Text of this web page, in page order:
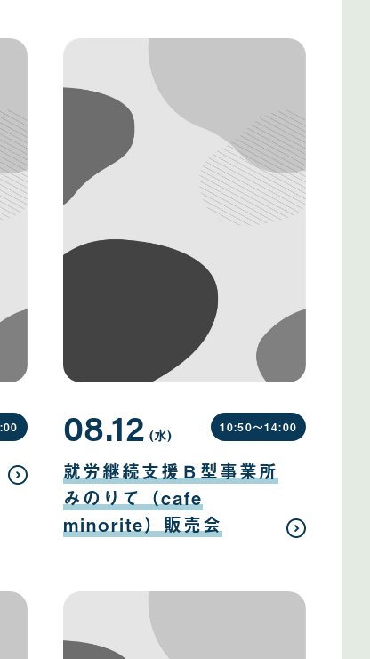
就労継続支援Ｂ型事業所
みのりて（cafe
minorite）販売会
08.12
月
12
日
(水曜
日
) 10:50〜14:00